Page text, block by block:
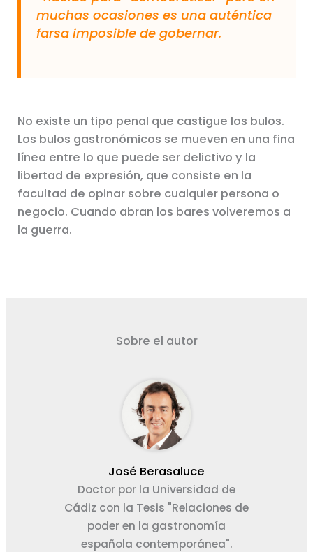
muchas ocasiones es una auténtica
farsa imposible de gobernar.
No existe un tipo penal que castigue los bulos.
Los bulos gastronómicos se mueven en una fina
línea entre lo que puede ser delictivo y la
libertad de expresión, que consiste en la
facultad de opinar sobre cualquier persona o
negocio. Cuando abran los bares volveremos a
la guerra.
Sobre el autor
José Berasaluce
Doctor por la Universidad de
Cádiz con la Tesis "Relaciones de
poder en la gastronomía
española contemporánea".